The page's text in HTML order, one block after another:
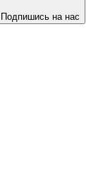
Подпишись на нас